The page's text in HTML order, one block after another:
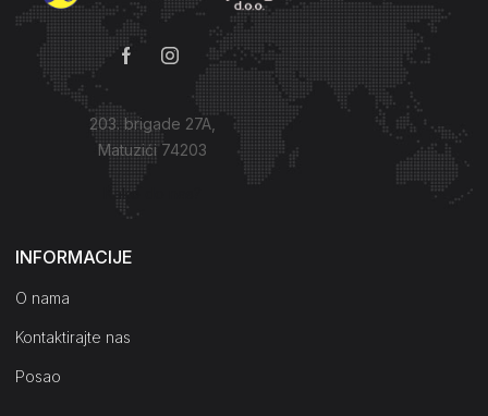
203. brigade 27A,
Matuzići 74203
Kako do nas?
INFORMACIJE
O nama
Kontaktirajte nas
Posao